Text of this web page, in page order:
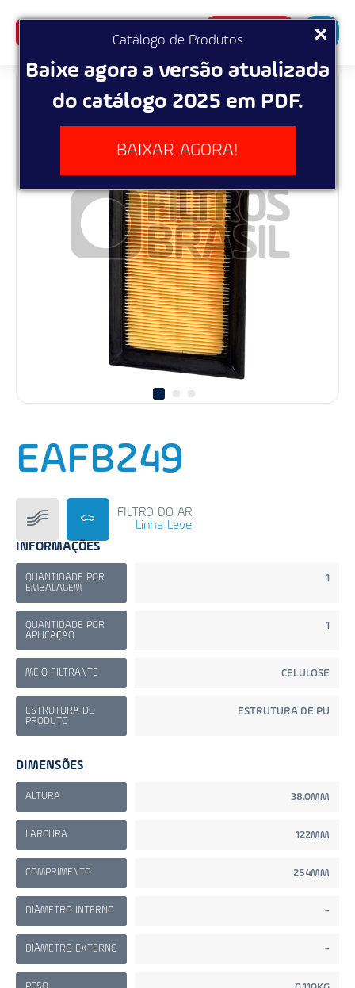
Catálogo de Produtos
Baixe agora a versão atualizada
do catálogo 2025 em PDF.
BAIXAR AGORA!
SUPERBUSCA
EAFB249
FILTRO DO AR
Linha Leve
INFORMAÇÕES
QUANTIDADE POR
EMBALAGEM
1
QUANTIDADE POR
APLICAÇÃO
1
MEIO FILTRANTE CELULOSE
ESTRUTURA DO
PRODUTO
ESTRUTURA DE PU
DIMENSÕES
ALTURA 38.0MM
LARGURA 122MM
COMPRIMENTO 254MM
DIÂMETRO INTERNO -
DIÂMETRO EXTERNO -